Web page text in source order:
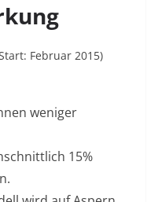
Februar 2015)
weniger
15%